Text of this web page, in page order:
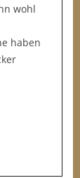
wohl
haben